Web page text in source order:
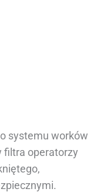
systemu worków
filtra operatorzy